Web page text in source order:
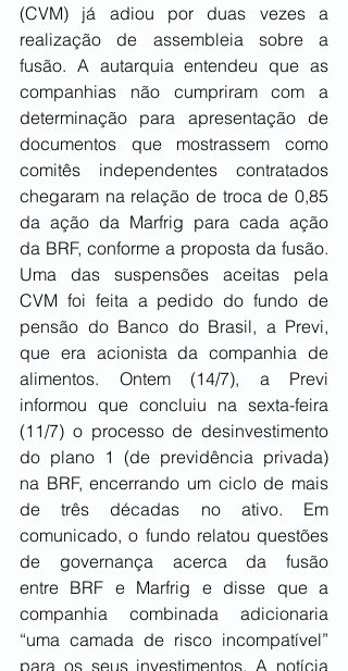
(CVM) já adiou por duas vezes a
realização de assembleia sobre a
fusão. A autarquia entendeu que as
companhias não cumpriram com a
determinação para apresentação de
documentos que mostrassem como
comitês independentes contratados
chegaram na relação de troca de 0,85
da ação da Marfrig para cada ação
da BRF, conforme a proposta da fusão.
Uma das suspensões aceitas pela
CVM foi feita a pedido do fundo de
pensão do Banco do Brasil, a Previ,
que era acionista da companhia de
alimentos. Ontem (14/7), a Previ
informou que concluiu na sexta-feira
(11/7) o processo de desinvestimento
do plano 1 (de previdência privada)
na BRF, encerrando um ciclo de mais
de três décadas no ativo. Em
comunicado, o fundo relatou questões
de governança acerca da fusão
entre BRF e Marfrig e disse que a
companhia combinada adicionaria
“uma camada de risco incompatível”
para os seus investimentos. A notícia